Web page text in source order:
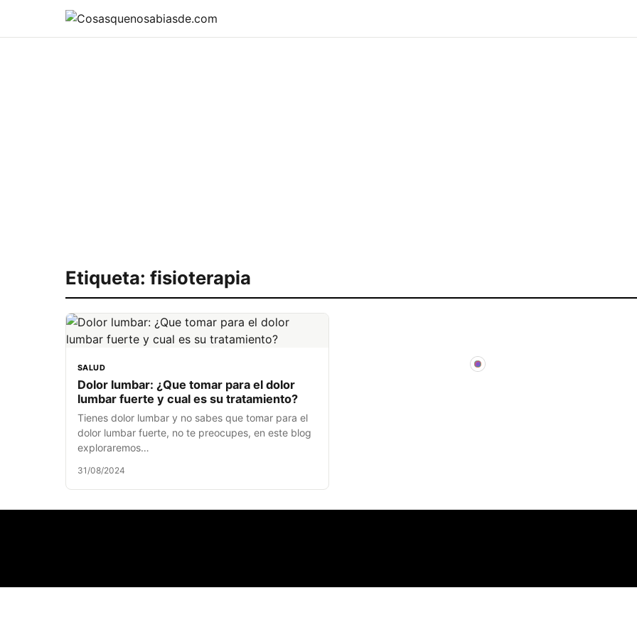
Etiqueta: fisioterapia
SALUD
Dolor lumbar: ¿Que tomar para el dolor
lumbar fuerte y cual es su tratamiento?
Tienes dolor lumbar y no sabes que tomar para el
dolor lumbar fuerte, no te preocupes, en este blog
exploraremos…
31/08/2024